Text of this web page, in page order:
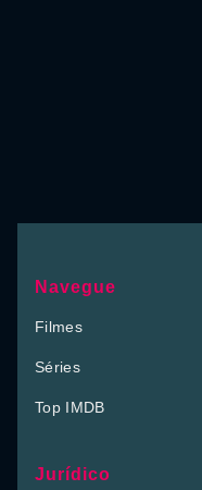
Navegue
Filmes
Séries
Top IMDB
Jurídico